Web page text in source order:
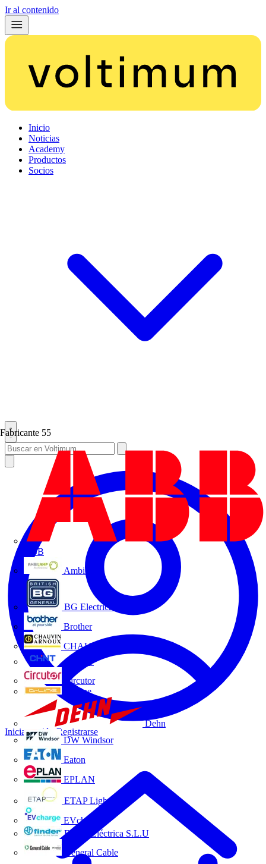
Ir al contenido
Inicio
Noticias
Academy
Productos
Socios
Fabricante 55
ABB
Ambilamp
BG Electrical
Brother
CHAUVIN ARNOUX
CHINT
Circutor
D-Line
Dehn
DW Windsor
Eaton
EPLAN
ETAP Lighting
EVcharge
Finder Eléctrica S.L.U
General Cable
Iniciar sesión Registrarse